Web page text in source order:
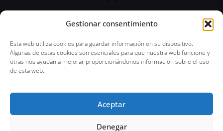
Gestionar consentimiento
Esta web utiliza cookies para guardar información en su dispositivo.
Algunas de estas cookies son esenciales para que nuestra web funcione y
otras nos ayudan a mejorar proporcionándonos información sobre el uso
de esta web.
Aceptar
Denegar
© 2024 Abogado Penal 24 horas | Todos los
derechos reservados | Aviso Legal | Política de
Privacidad